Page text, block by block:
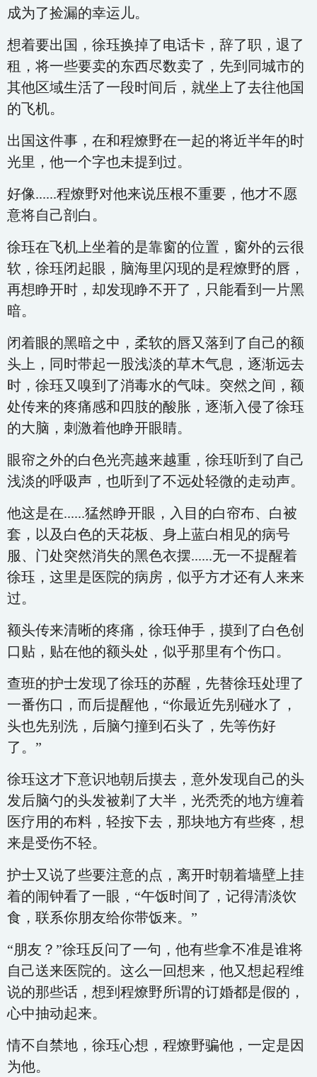
成为了捡漏的幸运儿。
想着要出国，徐珏换掉了电话卡，辞了职，退了
租，将一些要卖的东西尽数卖了，先到同城市的
其他区域生活了一段时间后，就坐上了去往他国
的飞机。
出国这件事，在和程燎野在一起的将近半年的时
光里，他一个字也未提到过。
好像......程燎野对他来说压根不重要，他才不愿
意将自己剖白。
徐珏在飞机上坐着的是靠窗的位置，窗外的云很
软，徐珏闭起眼，脑海里闪现的是程燎野的唇，
再想睁开时，却发现睁不开了，只能看到一片黑
暗。
闭着眼的黑暗之中，柔软的唇又落到了自己的额
头上，同时带起一股浅淡的草木气息，逐渐远去
时，徐珏又嗅到了消毒水的气味。突然之间，额
处传来的疼痛感和四肢的酸胀，逐渐入侵了徐珏
的大脑，刺激着他睁开眼睛。
眼帘之外的白色光亮越来越重，徐珏听到了自己
浅淡的呼吸声，也听到了不远处轻微的走动声。
他这是在......猛然睁开眼，入目的白帘布、白被
套，以及白色的天花板、身上蓝白相见的病号
服、门处突然消失的黑色衣摆......无一不提醒着
徐珏，这里是医院的病房，似乎方才还有人来来
过。
额头传来清晰的疼痛，徐珏伸手，摸到了白色创
口贴，贴在他的额头处，似乎那里有个伤口。
查班的护士发现了徐珏的苏醒，先替徐珏处理了
一番伤口，而后提醒他，“你最近先别碰水了，
头也先别洗，后脑勺撞到石头了，先等伤好
了。”
徐珏这才下意识地朝后摸去，意外发现自己的头
发后脑勺的头发被剃了大半，光秃秃的地方缠着
医疗用的布料，轻按下去，那块地方有些疼，想
来是受伤不轻。
护士又说了些要注意的点，离开时朝着墙壁上挂
着的闹钟看了一眼，“午饭时间了，记得清淡饮
食，联系你朋友给你带饭来。”
“朋友？”徐珏反问了一句，他有些拿不准是谁将
自己送来医院的。这么一回想来，他又想起程维
说的那些话，想到程燎野所谓的订婚都是假的，
心中抽动起来。
情不自禁地，徐珏心想，程燎野骗他，一定是因
为他。